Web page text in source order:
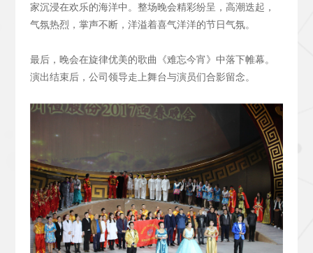
家沉浸在欢乐的海洋中。整场晚会精彩纷呈，高潮迭起，
气氛热烈，掌声不断，洋溢着喜气洋洋的节日气氛。
最后，晚会在旋律优美的歌曲《难忘今宵》中落下帷幕。
演出结束后，公司领导走上舞台与演员们合影留念。